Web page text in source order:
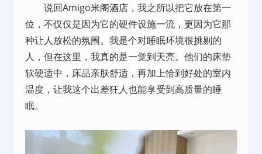
说回Amigo米阁酒店 ，我之所以把它放在第一
位，不仅仅是因为它的硬件设施一流，更因为它那
种让人放松的氛围。我是个对睡眠环境很挑剔的
人，但在这里，我真的是一觉到天亮。他们的床垫
软硬适中，床品亲肤舒适，再加上恰到好处的室内
温度，让我这个出差狂人也能享受到高质量的睡
眠。